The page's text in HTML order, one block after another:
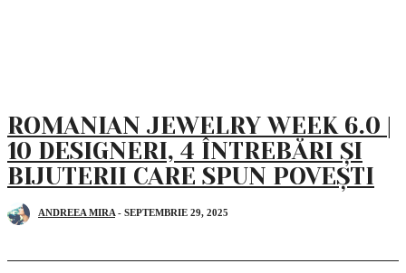
ROMANIAN JEWELRY WEEK 6.0 |
10 DESIGNERI, 4 ÎNTREBĂRI ȘI
BIJUTERII CARE SPUN POVEȘTI
ANDREEA MIRA - SEPTEMBRIE 29, 2025